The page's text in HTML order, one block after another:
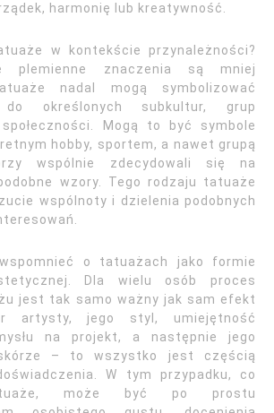
harmonię lub kreatywność.
w kontekście przynależności?
plemienne znaczenia są mniej
nadal mogą symbolizować
do określonych subkultur, grup
Mogą to być symbole
hobby, sportem, a nawet grupą
wspólnie zdecydowali się na
wzory. Tego rodzaju tatuaże
wspólnoty i dzielenia podobnych
o tatuażach jako formie
Dla wielu osób proces
jest tak samo ważny jak sam efekt
artysty, jego styl, umiejętność
na projekt, a następnie jego
– to wszystko jest częścią
W tym przypadku, co
może być po prostu